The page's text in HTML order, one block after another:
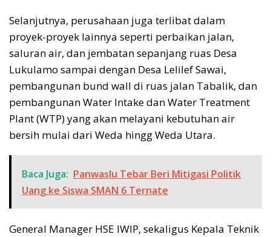
Selanjutnya, perusahaan juga terlibat dalam
proyek-proyek lainnya seperti perbaikan jalan,
saluran air, dan jembatan sepanjang ruas Desa
Lukulamo sampai dengan Desa Lelilef Sawai,
pembangunan bund wall di ruas jalan Tabalik, dan
pembangunan Water Intake dan Water Treatment
Plant (WTP) yang akan melayani kebutuhan air
bersih mulai dari Weda hingg Weda Utara.
Baca Juga: Panwaslu Tebar Beri Mitigasi Politik
Uang ke Siswa SMAN 6 Ternate
General Manager HSE IWIP, sekaligus Kepala Teknik